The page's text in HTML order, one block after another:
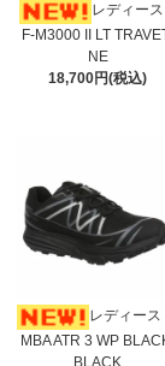
レディー
F-M3000 II LT
NE
18,700円(税込)
レディース
MBA ATR 3 WP
BLACK